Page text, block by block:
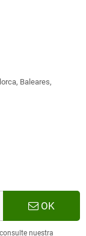
Baleares,
OK
nuestra